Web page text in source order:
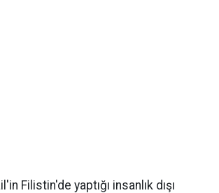
Filistin'de yaptığı insanlık dışı